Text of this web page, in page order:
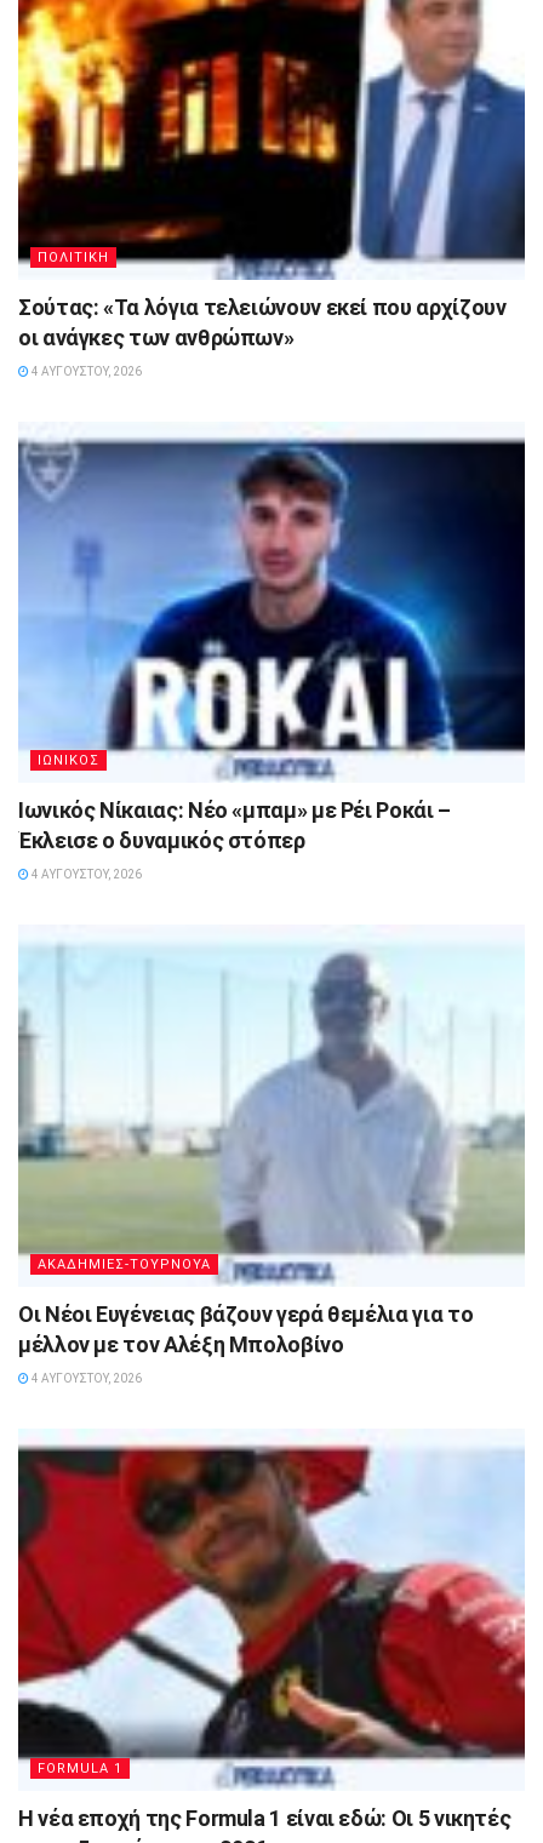
ΠΟΛΙΤΙΚΗ
Σούτας: «Τα λόγια τελειώνουν εκεί που αρχίζουν
οι ανάγκες των ανθρώπων»
4 ΑΥΓΟΎΣΤΟΥ, 2026
ΙΩΝΙΚΟΣ
Ιωνικός Νίκαιας: Νέο «μπαμ» με Ρέι Ροκάι –
Έκλεισε ο δυναμικός στόπερ
4 ΑΥΓΟΎΣΤΟΥ, 2026
ΑΚΑΔΗΜΙΕΣ-ΤΟΥΡΝΟΥΑ
Οι Νέοι Ευγένειας βάζουν γερά θεμέλια για το
μέλλον με τον Αλέξη Μπολοβίνο
4 ΑΥΓΟΎΣΤΟΥ, 2026
FORMULA 1
Η νέα εποχή της Formula 1 είναι εδώ: Οι 5 νικητές